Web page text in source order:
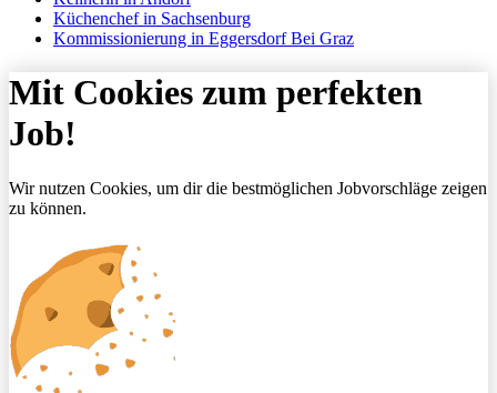
Küchenchef in Sachsenburg
Kommissionierung in Eggersdorf Bei Graz
Mit Cookies zum perfekten
Job!
Wir nutzen Cookies, um dir die bestmöglichen Jobvorschläge zeigen
zu können.